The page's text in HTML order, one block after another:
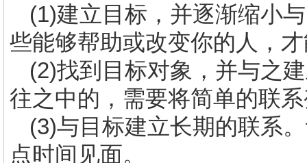
(1)建立目标，并逐渐缩小
些能够帮助或改变你的人，
(2)找到目标对象，并与之
往之中的，需要将简单的联
(3)与目标建立长期的联系
点时间见面。